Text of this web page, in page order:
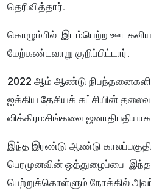
தெரிவித்தார்.
கொழும்பில் இடம்பெற்ற
மேற்கண்டவாறு குறிப்பிட்டார்.
2022 ஆம் ஆண்டு
ஐக்கிய தேசியக் கட்சியின்
விக்கிரமசிங்கவை
இந்த இரண்டு ஆண்டு
பெரமுனவின் ஒத்துழைப்பை இந்த
பெற்றுக்கொள்ளும் நோக்கில்